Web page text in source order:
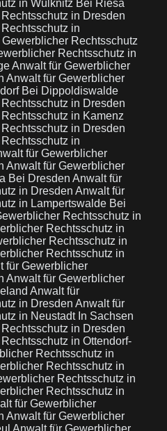
in Wülknitz Bei Riesa
in Dresden
in
Rechtsschutz
Rechtsschutz in
Anwalt für Gewerblicher
Anwalt für Gewerblicher
Bei Dippoldiswalde
in Dresden
in Kamenz
in Dresden
in
für Gewerblicher
Anwalt für Gewerblicher
Bei Dresden Anwalt für
in Dresden Anwalt für
in Lampertswalde Bei
Rechtsschutz in
Rechtsschutz in
Rechtsschutz in
Rechtsschutz in
für Gewerblicher
Anwalt für Gewerblicher
Anwalt für
in Dresden Anwalt für
in Neustadt In Sachsen
in Dresden
in Ottendorf-
Rechtsschutz in
Rechtsschutz in
Rechtsschutz in
Rechtsschutz in
für Gewerblicher
Anwalt für Gewerblicher
Anwalt für Gewerblicher